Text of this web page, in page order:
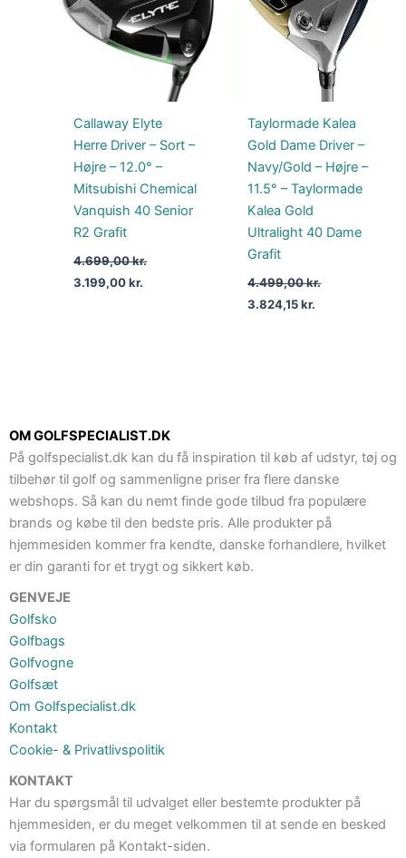
Callaway Elyte
Herre Driver – Sort –
Højre – 12.0° –
Mitsubishi Chemical
Vanquish 40 Senior
R2 Grafit
4.699,00kr.
3.199,00kr.
Taylormade Kalea
Gold Dame Driver –
Navy/Gold – Højre –
11.5° – Taylormade
Kalea Gold
Ultralight 40 Dame
Grafit
4.499,00kr.
3.824,15kr.
OM GOLFSPECIALIST.DK
På golfspecialist.dk kan du få inspiration til køb af udstyr, tøj og
tilbehør til golf og sammenligne priser fra flere danske
webshops. Så kan du nemt finde gode tilbud fra populære
brands og købe til den bedste pris. Alle produkter på
hjemmesiden kommer fra kendte, danske forhandlere, hvilket
er din garanti for et trygt og sikkert køb.
GENVEJE
Golfsko
Golfbags
Golfvogne
Golfsæt
Om Golfspecialist.dk
Kontakt
Cookie- & Privatlivspolitik
KONTAKT
Har du spørgsmål til udvalget eller bestemte produkter på
hjemmesiden, er du meget velkommen til at sende en besked
via formularen på Kontakt-siden.